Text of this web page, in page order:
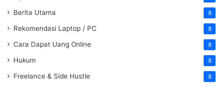
Berita Utama 8
Rekomendasi Laptop / PC 8
Cara Dapat Uang Online 8
Hukum 8
Freelance & Side Hustle 8